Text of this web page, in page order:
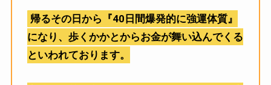
帰るその日から『40日間爆発的に強運体質』
になり、歩くかかとからお金が舞い込んでくる
といわれております。